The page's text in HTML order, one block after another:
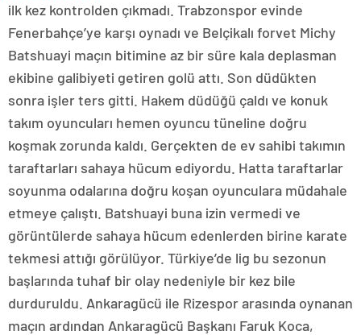
ilk kez kontrolden çıkmadı. Trabzonspor evinde
Fenerbahçe’ye karşı oynadı ve Belçikalı forvet Michy
Batshuayi maçın bitimine az bir süre kala deplasman
ekibine galibiyeti getiren golü attı. Son düdükten
sonra işler ters gitti. Hakem düdüğü çaldı ve konuk
takım oyuncuları hemen oyuncu tüneline doğru
koşmak zorunda kaldı. Gerçekten de ev sahibi takımın
taraftarları sahaya hücum ediyordu. Hatta taraftarlar
soyunma odalarına doğru koşan oyunculara müdahale
etmeye çalıştı. Batshuayi buna izin vermedi ve
görüntülerde sahaya hücum edenlerden birine karate
tekmesi attığı görülüyor. Türkiye’de lig bu sezonun
başlarında tuhaf bir olay nedeniyle bir kez bile
durduruldu. Ankaragücü ile Rizespor arasında oynanan
maçın ardından Ankaragücü Başkanı Faruk Koca,